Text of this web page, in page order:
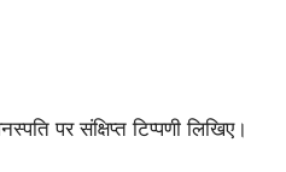
पर संक्षिप्त टिप्पणी लिखिए।